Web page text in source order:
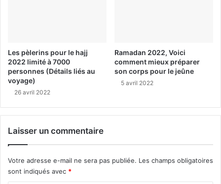
Les pèlerins pour le hajj
2022 limité à 7000
personnes (Détails liés au
voyage)
26 avril 2022
Ramadan 2022, Voici
comment mieux préparer
son corps pour le jeûne
5 avril 2022
Laisser un commentaire
Votre adresse e-mail ne sera pas publiée. Les champs obligatoires
sont indiqués avec *